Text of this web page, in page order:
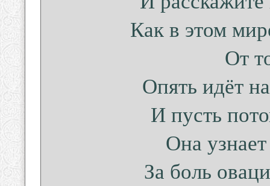
Как в этом
От
Опять идёт
И пусть
Она
За боль